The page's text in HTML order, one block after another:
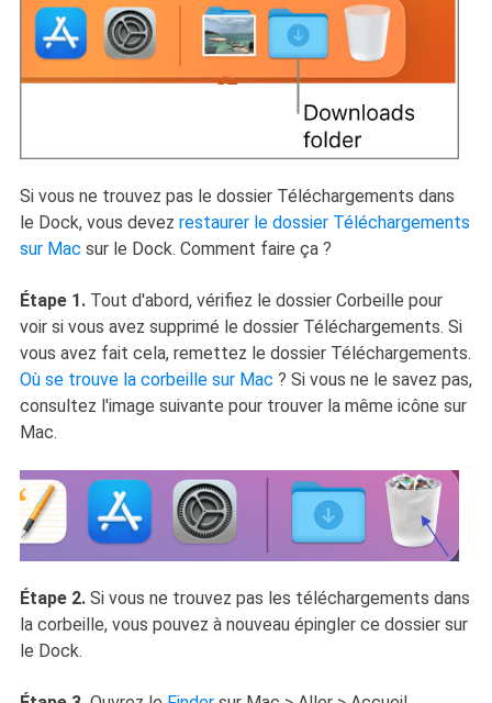
Si vous ne trouvez pas le dossier Téléchargements dans
le Dock, vous devez restaurer le dossier Téléchargements
sur Mac sur le Dock. Comment faire ça ?
Étape 1.Tout d'abord, vérifiez le dossier Corbeille pour
voir si vous avez supprimé le dossier Téléchargements. Si
vous avez fait cela, remettez le dossier Téléchargements.
Où se trouve la corbeille sur Mac ? Si vous ne le savez pas,
consultez l'image suivante pour trouver la même icône sur
Mac.
Étape 2.Si vous ne trouvez pas les téléchargements dans
la corbeille, vous pouvez à nouveau épingler ce dossier sur
le Dock.